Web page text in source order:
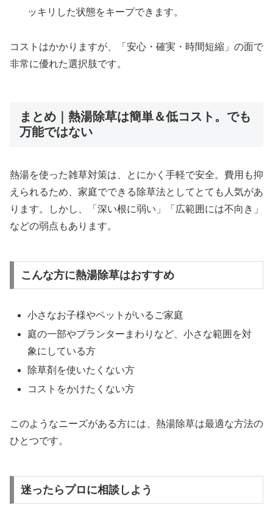
ッキリした状態をキープできます。
コストはかかりますが、「安心・確実・時間短縮」の面で
非常に優れた選択肢です。
まとめ｜熱湯除草は簡単＆低コスト。でも
万能ではない
熱湯を使った雑草対策は、とにかく手軽で安全。費用も抑
えられるため、家庭でできる除草法としてとても人気があ
ります。しかし、「深い根に弱い」「広範囲には不向き」
などの弱点もあります。
こんな方に熱湯除草はおすすめ
小さなお子様やペットがいるご家庭
庭の一部やプランターまわりなど、小さな範囲を対
象にしている方
除草剤を使いたくない方
コストをかけたくない方
このようなニーズがある方には、熱湯除草は最適な方法の
ひとつです。
迷ったらプロに相談しよう